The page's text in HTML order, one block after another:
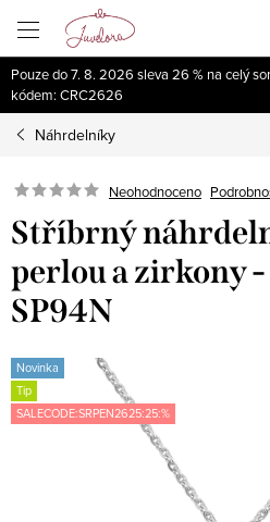
obsah
Pouze do 7. 8. 2026 sleva 26 % na celý
kódem: CRC2626
Náhrdelníky
Neohodnoceno
Stříbrný
perlou a zirkony
SP94N
Novinka
Tip
SALECODE:SRPEN2625:25:%